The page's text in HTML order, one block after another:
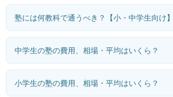
塾には何教科で通うべき？【小・中学生向け】
中学生の塾の費用、相場・平均はいくら？
小学生の塾の費用、相場・平均はいくら？